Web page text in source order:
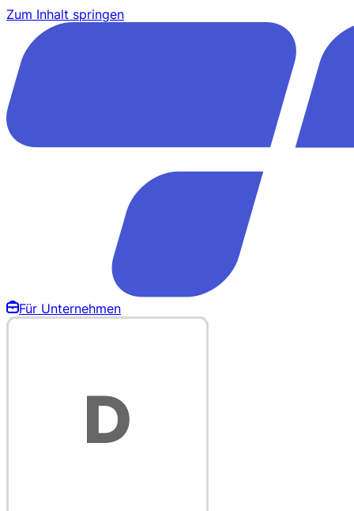
Zum Inhalt springen
Für Unternehmen